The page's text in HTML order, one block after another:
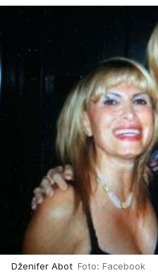
Dženifer Abot Foto: Facebook